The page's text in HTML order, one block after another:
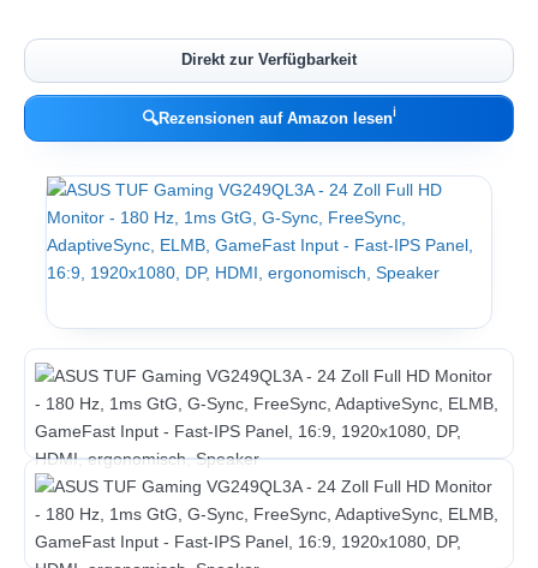
Direkt zur Verfügbarkeit
🔍Rezensionen auf Amazon lesenℹ︎